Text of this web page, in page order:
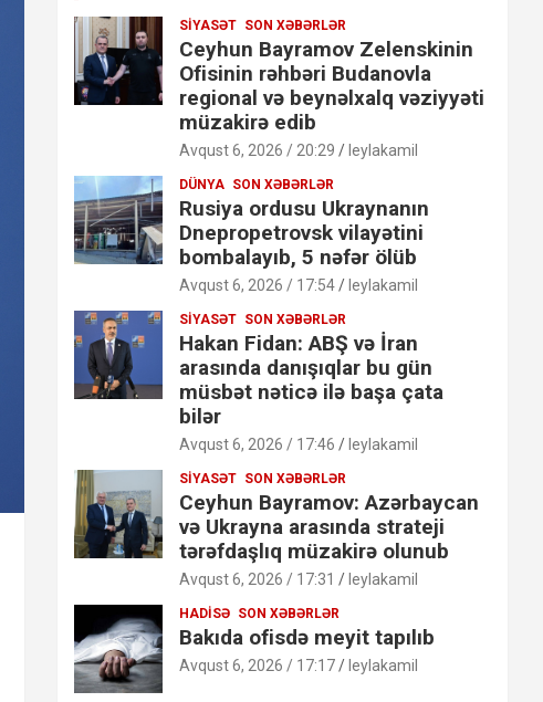
SIYASƏT SON XƏBƏRLƏR
Ceyhun Bayramov Zelenskinin
Ofisinin rəhbəri Budanovla
regional və beynəlxalq vəziyyəti
müzakirə edib
Avqust 6, 2026 / 20:29 leylakamil
DÜNYA SON XƏBƏRLƏR
Rusiya ordusu Ukraynanın
Dnepropetrovsk vilayətini
bombalayıb, 5 nəfər ölüb
Avqust 6, 2026 / 17:54 leylakamil
SIYASƏT SON XƏBƏRLƏR
Hakan Fidan: ABŞ və İran
arasında danışıqlar bu gün
müsbət nəticə ilə başa çata
bilər
Avqust 6, 2026 / 17:46 leylakamil
SIYASƏT SON XƏBƏRLƏR
Ceyhun Bayramov: Azərbaycan
və Ukrayna arasında strateji
tərəfdaşlıq müzakirə olunub
Avqust 6, 2026 / 17:31 leylakamil
HADISƏ SON XƏBƏRLƏR
Bakıda ofisdə meyit tapılıb
Avqust 6, 2026 / 17:17 leylakamil